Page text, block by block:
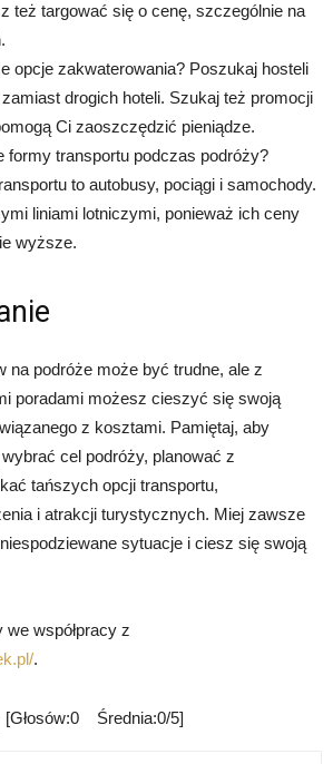
też targować się o cenę, szczególnie na
opcje zakwaterowania? Poszukaj hosteli
drogich hoteli. Szukaj też promocji
Ci zaoszczędzić pieniądze.
formy transportu podczas podróży?
to autobusy, pociągi i samochody.
liniami lotniczymi, ponieważ ich ceny
wyższe.
na podróże może być trudne, ale z
poradami możesz cieszyć się swoją
z kosztami. Pamiętaj, aby
cel podróży, planować z
tańszych opcji transportu,
i atrakcji turystycznych. Miej zawsze
sytuacje i ciesz się swoją
we współpracy z
.
[Głosów:0 Średnia:0/5]